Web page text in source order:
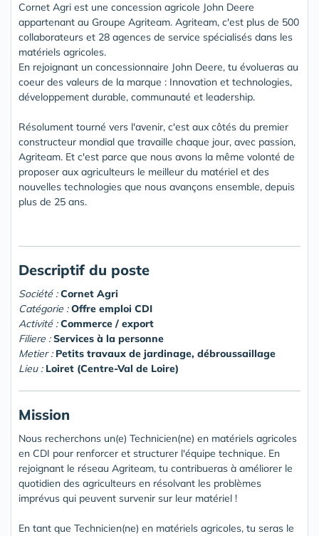
Cornet Agri est une concession agricole John Deere
appartenant au Groupe Agriteam. Agriteam, c'est plus de 500
collaborateurs et 28 agences de service spécialisés dans les
matériels agricoles.
En rejoignant un concessionnaire John Deere, tu évolueras au
coeur des valeurs de la marque : Innovation et technologies,
développement durable, communauté et leadership.
Résolument tourné vers l'avenir, c'est aux côtés du premier
constructeur mondial que travaille chaque jour, avec passion,
Agriteam. Et c'est parce que nous avons la même volonté de
proposer aux agriculteurs le meilleur du matériel et des
nouvelles technologies que nous avançons ensemble, depuis
plus de 25 ans.
Descriptif du poste
Société :Cornet Agri
Catégorie :Offre emploi CDI
Activité :Commerce / export
Filiere :Services à la personne
Metier : Petits travaux de jardinage, débroussaillage
Lieu : Loiret (Centre-Val de Loire)
Mission
Nous recherchons un(e) Technicien(ne) en matériels agricoles
en CDI pour renforcer et structurer l'équipe technique. En
rejoignant le réseau Agriteam, tu contribueras à améliorer le
quotidien des agriculteurs en résolvant les problèmes
imprévus qui peuvent survenir sur leur matériel !
En tant que Technicien(ne) en matériels agricoles, tu seras le